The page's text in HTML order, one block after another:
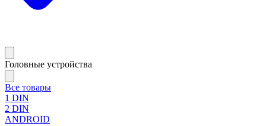
Головные устройства
Все товары
1 DIN
2 DIN
ANDROID